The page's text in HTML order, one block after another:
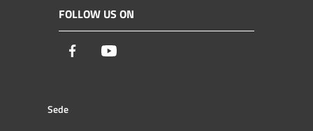
FOLLOW US ON
Facebook
Sede